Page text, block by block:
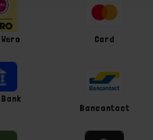
Wero Card
Bank
Bancontact